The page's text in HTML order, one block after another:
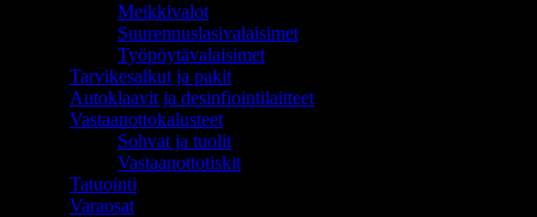
Meikkivalot
Suurennuslasivalaisimet
Työpöytävalaisimet
Tarvikesalkut ja pakit
Autoklaavit ja desinfiointilaitteet
Vastaanottokalusteet
Sohvat ja tuolit
Vastaanottotiskit
Tatuointi
Varaosat